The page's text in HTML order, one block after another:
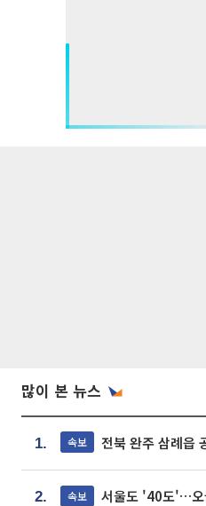
많이 본 뉴스
1. 속보 전북 완주 삼례읍
2. 속보 서울도 '40도'…오